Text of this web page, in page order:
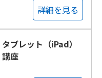
詳細を見る
タブレット（iPad）
講座